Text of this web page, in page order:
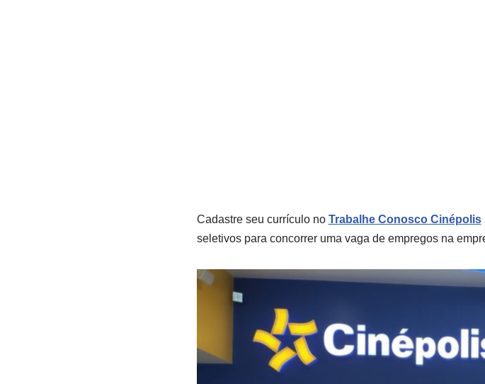
Cadastre seu currículo no Trabalhe Conosco Cinépolis
seletivos para concorrer uma vaga de empregos na